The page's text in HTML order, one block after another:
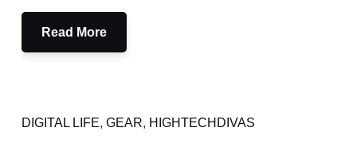
Read More
DIGITAL LIFE, GEAR, HIGHTECHDIVAS